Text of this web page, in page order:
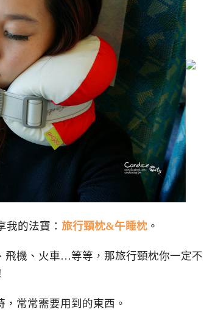
的法寶： 旅行頸枕&午睡枕。
飛機、火車…等等，那旅行頸枕你一定不
常常需要用到的東西。